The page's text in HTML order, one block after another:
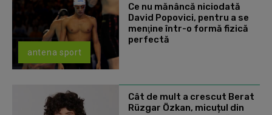
antena sport
Ce nu mănâncă niciodată
David Popovici, pentru a se
menţine într-o formă fizică
perfectă
Cât de mult a crescut Berat
Rüzgar Özkan, micuțul din